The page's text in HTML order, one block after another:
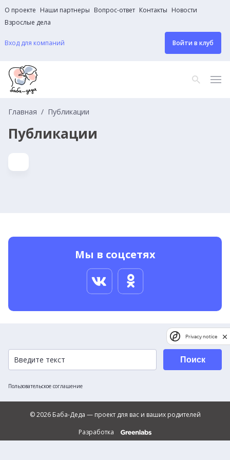
О проекте Наши партнеры Вопрос-ответ Контакты Новости
Взрослые дела
Вход для компаний Войти в клуб
Главная Публикации
Публикации
Мы в соцсетях
Пользовательское соглашение
Поиск
© 2026 Баба-Деда — проект для вас и ваших родителей
Разработка
Privacy notice